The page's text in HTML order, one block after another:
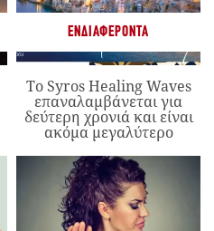
ΕΝΔΙΑΦΈΡΟΝΤΑ
Το Syros Healing Waves
επαναλαμβάνεται για
δεύτερη χρονιά και είναι
ακόμα μεγαλύτερο